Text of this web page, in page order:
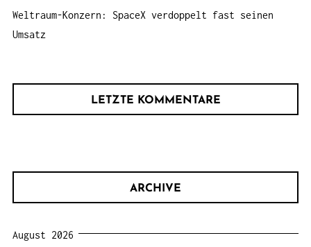
Weltraum-Konzern: SpaceX verdoppelt fast seinen
Umsatz
LETZTE KOMMENTARE
ARCHIVE
August 2026